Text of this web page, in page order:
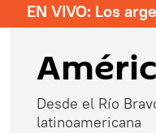
EN VIVO: Los
Desde el Río
latinoamericana